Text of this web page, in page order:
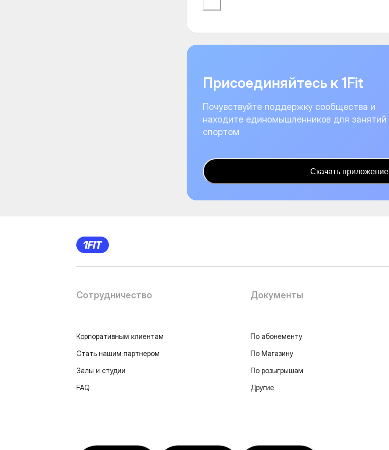
Присоединяйтесь к 1Fit
Почувствуйте поддержку сообщества и
находите единомышленников для занятий
спортом
Скачать приложение
Сотрудничество
Корпоративным клиентам
Стать нашим партнером
Залы и студии
FAQ
Документы
По абонементу
По Магазину
По розыгрышам
Другие